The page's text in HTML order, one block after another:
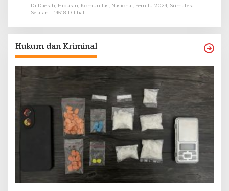
Proklamasi Mirip Bung Karno di Bali
Di Daerah, Hiburan, Komunitas, Nasional, Pemilu 2024, Sumatera
Selatan
14518 Dilihat
Hukum dan Kriminal